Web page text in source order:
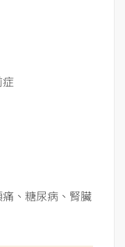
、糖尿病、腎臟